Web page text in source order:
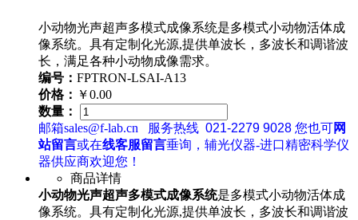
小动物光声超声多模式成像系统是多模式小动物活体成
像系统。具有定制化光源,提供单波长，多波长和调谐波
长，满足各种小动物成像需求。
编号： FPTRON-LSAI-A13
价格： ￥0.00
数量：
邮箱sales@f-lab.cn
服务热线 021-2279 9028 您也可网
站留言或在线客服留言垂询，辅光仪器-进口精密科学仪
器供应商欢迎您！
商品详情
小动物光声超声多模式成像系统是多模式小动物活体成
像系统。具有定制化光源,提供单波长，多波长和调谐波